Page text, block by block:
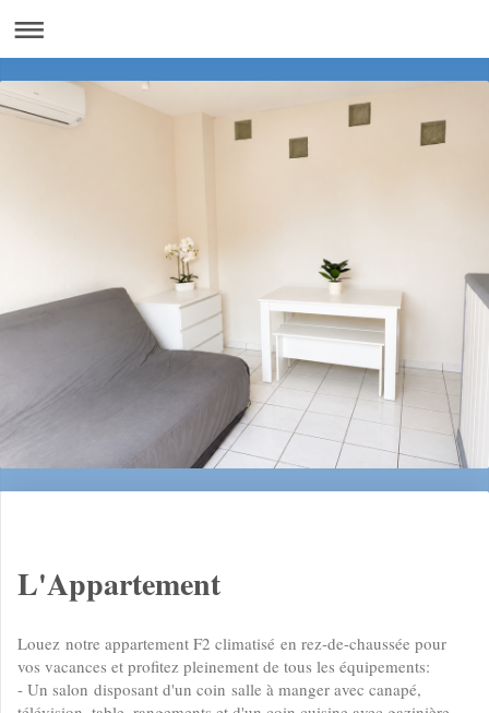
L'Appartement
Louez notre appartement F2 climatisé en rez-de-chaussée pour
vos vacances et profitez pleinement de tous les équipements:
- Un salon disposant d'un coin salle à manger avec canapé,